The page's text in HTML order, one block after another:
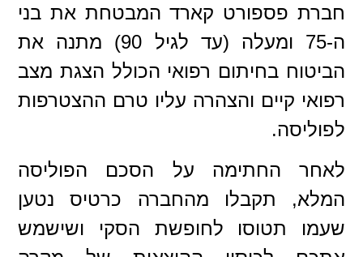
חברת פספורט קארד המבטחת את בני
ה-75 ומעלה (עד לגיל 90) מתנה את
הביטוח בחיתום רפואי הכולל הצגת מצב
רפואי קיים והצהרה עליו טרם ההצטרפות
לפוליסה.
לאחר החתימה על הסכם הפוליסה
המלא, תקבלו מהחברה כרטיס נטען
שעמו תטוסו לחופשת הסקי ושישמש